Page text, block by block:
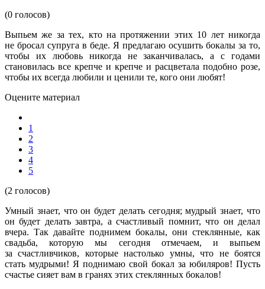
(0 голосов)
Выпьем же за тех, кто на протяжении этих 10 лет никогда
не бросал супруга в беде. Я предлагаю осушить бокалы за то,
чтобы их любовь никогда не заканчивалась, а с годами
становилась все крепче и крепче и расцветала подобно розе,
чтобы их всегда любили и ценили те, кого они любят!
Оцените материал
1
2
3
4
5
(2 голосов)
Умный знает, что он будет делать сегодня; мудрый знает, что
он будет делать завтра, а счастливый помнит, что он делал
вчера. Так давайте поднимем бокалы, они стеклянные, как
свадьба, которую мы сегодня отмечаем, и выпьем
за счастливчиков, которые настолько умны, что не боятся
стать мудрыми! Я поднимаю свой бокал за юбиляров! Пусть
счастье сияет вам в гранях этих стеклянных бокалов!